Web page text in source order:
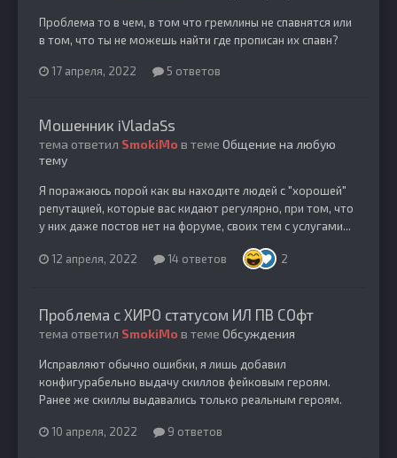
Проблема то в чем, в том что гремлины не спавнятся или
в том, что ты не можешь найти где прописан их спавн?
17 апреля, 2022 5 ответов
Мошенник iVladaSs
тема ответил SmokiMo в теме Общение на любую
тему
Я поражаюсь порой как вы находите людей с "хорошей"
репутацией, которые вас кидают регулярно, при том, что
у них даже постов нет на форуме, своих тем с услугами...
12 апреля, 2022 14 ответов 2
Проблема с ХИРО статусом ИЛ ПВ СОфт
тема ответил SmokiMo в теме Обсуждения
Исправляют обычно ошибки, я лишь добавил
конфигурабельно выдачу скиллов фейковым героям.
Ранее же скиллы выдавались только реальным героям.
10 апреля, 2022 9 ответов